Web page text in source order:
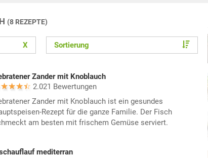
(8 REZEPTE)
X Sortierung
Zander mit Knoblauch
2.021 Bewertungen
Zander mit Knoblauch ist ein gesundes
Rezept für die ganze Familie. Der Fisch
am besten mit frischem Gemüse serviert.
mediterran